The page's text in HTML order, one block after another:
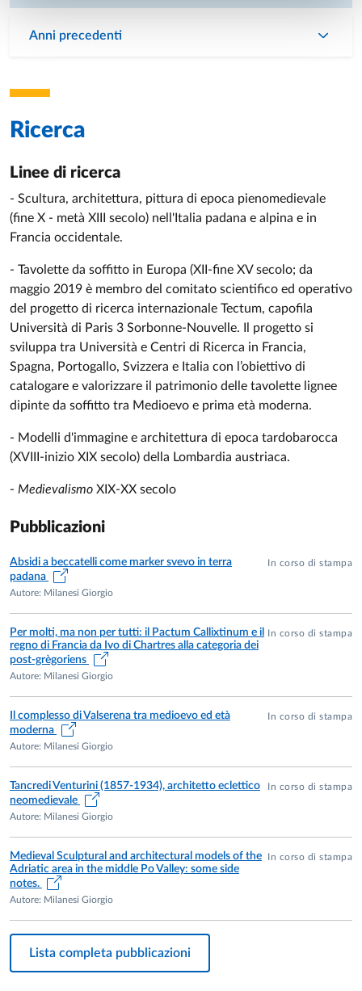
Anni precedenti
Ricerca
Linee di ricerca
- Scultura, architettura, pittura di epoca pienomedievale
(fine X - metà XIII secolo) nell'Italia padana e alpina e in
Francia occidentale.
- Tavolette da soffitto in Europa (XII-fine XV secolo; da
maggio 2019 è membro del comitato scientifico ed operativo
del progetto di ricerca internazionale Tectum, capofila
Università di Paris 3 Sorbonne-Nouvelle. Il progetto si
sviluppa tra Università e Centri di Ricerca in Francia,
Spagna, Portogallo, Svizzera e Italia con l’obiettivo di
catalogare e valorizzare il patrimonio delle tavolette lignee
dipinte da soffitto tra Medioevo e prima età moderna.
- Modelli d'immagine e architettura di epoca tardobarocca
(XVIII-inizio XIX secolo) della Lombardia austriaca.
- Medievalismo XIX-XX secolo
Pubblicazioni
Absidi a beccatelli come marker svevo in terra
padana
Autore: Milanesi Giorgio
In corso di stampa
Per molti, ma non per tutti: il Pactum Callixtinum e il
regno di Francia da Ivo di Chartres alla categoria dei
post-grègoriens
Autore: Milanesi Giorgio
In corso di stampa
Il complesso di Valserena tra medioevo ed età
moderna
Autore: Milanesi Giorgio
In corso di stampa
Tancredi Venturini (1857-1934), architetto eclettico
neomedievale
Autore: Milanesi Giorgio
In corso di stampa
Medieval Sculptural and architectural models of the
Adriatic area in the middle Po Valley: some side
notes.
Autore: Milanesi Giorgio
In corso di stampa
Lista completa pubblicazioni